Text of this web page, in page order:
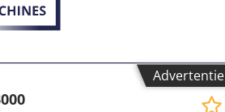
Advertentie